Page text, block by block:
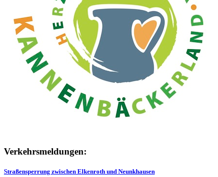
Verkehrsmeldungen:
Straßensperrung zwischen Elkenroth und Neunkhausen